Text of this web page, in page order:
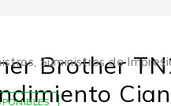
, Suministros de
Brother